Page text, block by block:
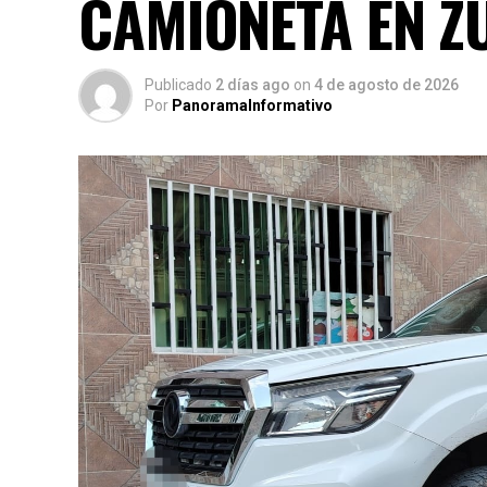
CAMIONETA EN
Publicado 2 días ago on 4 de agosto de 2026
Por PanoramaInformativo